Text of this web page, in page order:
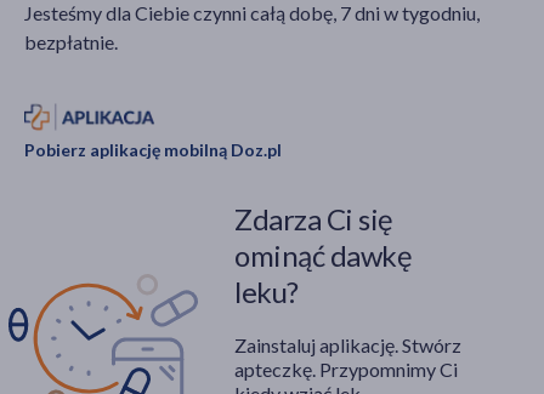
Jesteśmy dla Ciebie czynni całą dobę, 7 dni w tygodniu,
bezpłatnie.
Pobierz aplikację mobilną Doz.pl
Zdarza Ci się
ominąć dawkę
leku?
Zainstaluj aplikację. Stwórz
apteczkę. Przypomnimy Ci